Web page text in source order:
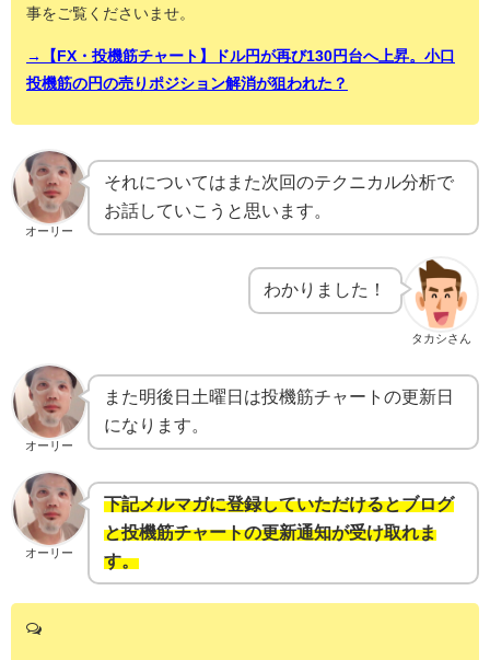
事をご覧くださいませ。
→【FX・投機筋チャート】ドル円が再び130円台へ上昇。小口
投機筋の円の売りポジション解消が狙われた？
オーリー
それについてはまた次回のテクニカル分析で
お話していこうと思います。
タカシさん
わかりました！
オーリー
また明後日土曜日は投機筋チャートの更新日
になります。
オーリー
下記メルマガに登録していただけるとブログ
と投機筋チャートの更新通知が受け取れま
す。